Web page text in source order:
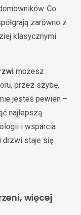
Co
zarówno z
klasycznymi
możesz
przez szybę,
jesteś pewien –
najlepszą
i wsparcia
drzwi staje się
więcej